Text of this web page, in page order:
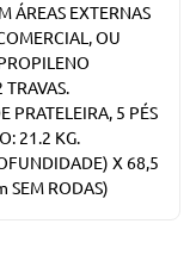
ÁREAS EXTERNAS
OU
PRATELEIRA, 5 PÉS
21.2 KG.
X 68,5
SEM RODAS)